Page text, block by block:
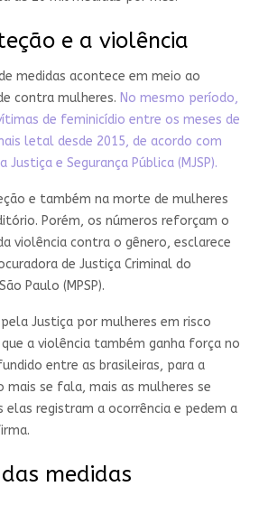
e a violência
medidas acontece em meio ao
contra mulheres. No mesmo período,
de feminicídio entre os meses de
letal desde 2015, de acordo com
Justiça e Segurança Pública (MJSP).
e também na morte de mulheres
Porém, os números reforçam o
violência contra o gênero, esclarece
de Justiça Criminal do
Paulo (MPSP).
Justiça por mulheres em risco
a violência também ganha força no
entre as brasileiras, para a
mais se fala, mais as mulheres se
elas registram a ocorrência e pedem a
medidas